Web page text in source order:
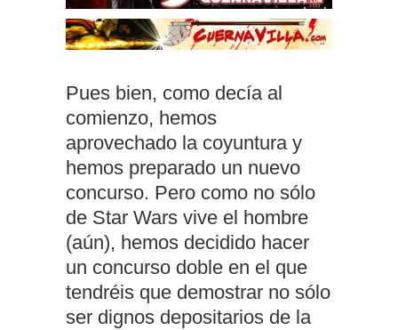
Pues bien, como decía al
comienzo, hemos
aprovechado la coyuntura y
hemos preparado un nuevo
concurso. Pero como no sólo
de Star Wars vive el hombre
(aún), hemos decidido hacer
un concurso doble en el que
tendréis que demostrar no sólo
ser dignos depositarios de la